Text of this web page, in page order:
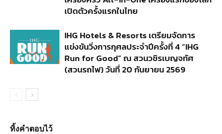
เปิดตัวครั้งแรกในไทย
IHG Hotels & Resorts เตรียมจัดการ
แข่งขันวิ่งการกุศลประจำปีครั้งที่ 4 “IHG
Run for Good” ณ สวนวชิรเบญจทัศ
(สวนรถไฟ) วันที่ 20 กันยายน 2569
ทิ้งคำตอบไว้